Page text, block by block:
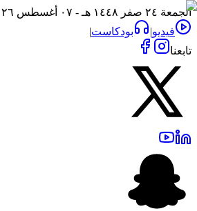
الجمعة ٢٤ صفر ١٤٤٨ هـ - ٠٧ أغسطس ٢٠٢٦
فيديو| بودكاست|
تابعنا